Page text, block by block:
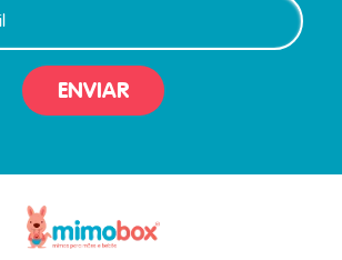
ENVIAR